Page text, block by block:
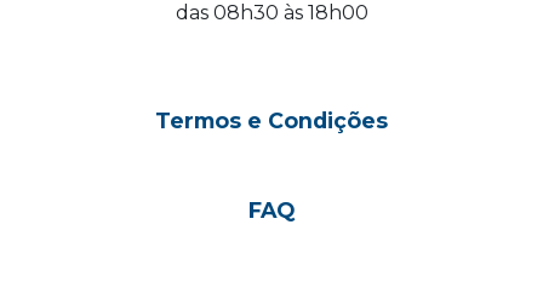
das 08h30 às 18h00
Termos e Condições
FAQ